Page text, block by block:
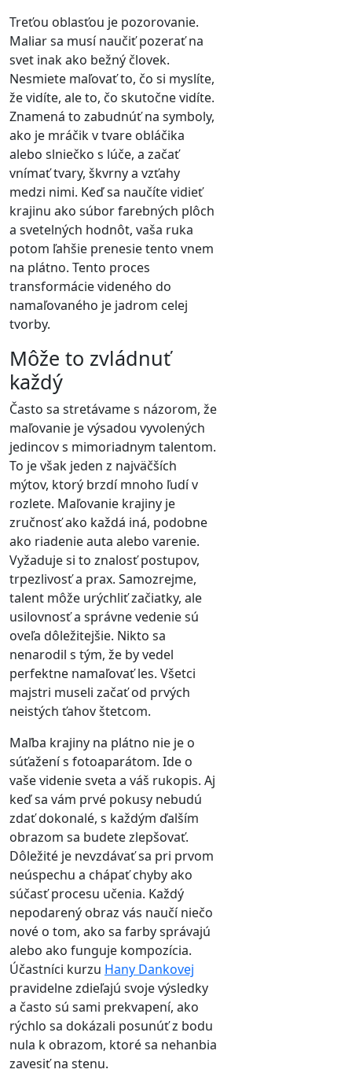
Treťou oblasťou je pozorovanie.
Maliar sa musí naučiť pozerať na
svet inak ako bežný človek.
Nesmiete maľovať to, čo si myslíte,
že vidíte, ale to, čo skutočne vidíte.
Znamená to zabudnúť na symboly,
ako je mráčik v tvare obláčika
alebo slniečko s lúče, a začať
vnímať tvary, škvrny a vzťahy
medzi nimi. Keď sa naučíte vidieť
krajinu ako súbor farebných plôch
a svetelných hodnôt, vaša ruka
potom ľahšie prenesie tento vnem
na plátno. Tento proces
transformácie videného do
namaľovaného je jadrom celej
tvorby.
Môže to zvládnuť
každý
Často sa stretávame s názorom, že
maľovanie je výsadou vyvolených
jedincov s mimoriadnym talentom.
To je však jeden z najväčších
mýtov, ktorý brzdí mnoho ľudí v
rozlete. Maľovanie krajiny je
zručnosť ako každá iná, podobne
ako riadenie auta alebo varenie.
Vyžaduje si to znalosť postupov,
trpezlivosť a prax. Samozrejme,
talent môže urýchliť začiatky, ale
usilovnosť a správne vedenie sú
oveľa dôležitejšie. Nikto sa
nenarodil s tým, že by vedel
perfektne namaľovať les. Všetci
majstri museli začať od prvých
neistých ťahov štetcom.
Maľba krajiny na plátno nie je o
súťažení s fotoaparátom. Ide o
vaše videnie sveta a váš rukopis. Aj
keď sa vám prvé pokusy nebudú
zdať dokonalé, s každým ďalším
obrazom sa budete zlepšovať.
Dôležité je nevzdávať sa pri prvom
neúspechu a chápať chyby ako
súčasť procesu učenia. Každý
nepodarený obraz vás naučí niečo
nové o tom, ako sa farby správajú
alebo ako funguje kompozícia.
Účastníci kurzu Hany Dankovej
pravidelne zdieľajú svoje výsledky
a často sú sami prekvapení, ako
rýchlo sa dokázali posunúť z bodu
nula k obrazom, ktoré sa nehanbia
zavesiť na stenu.